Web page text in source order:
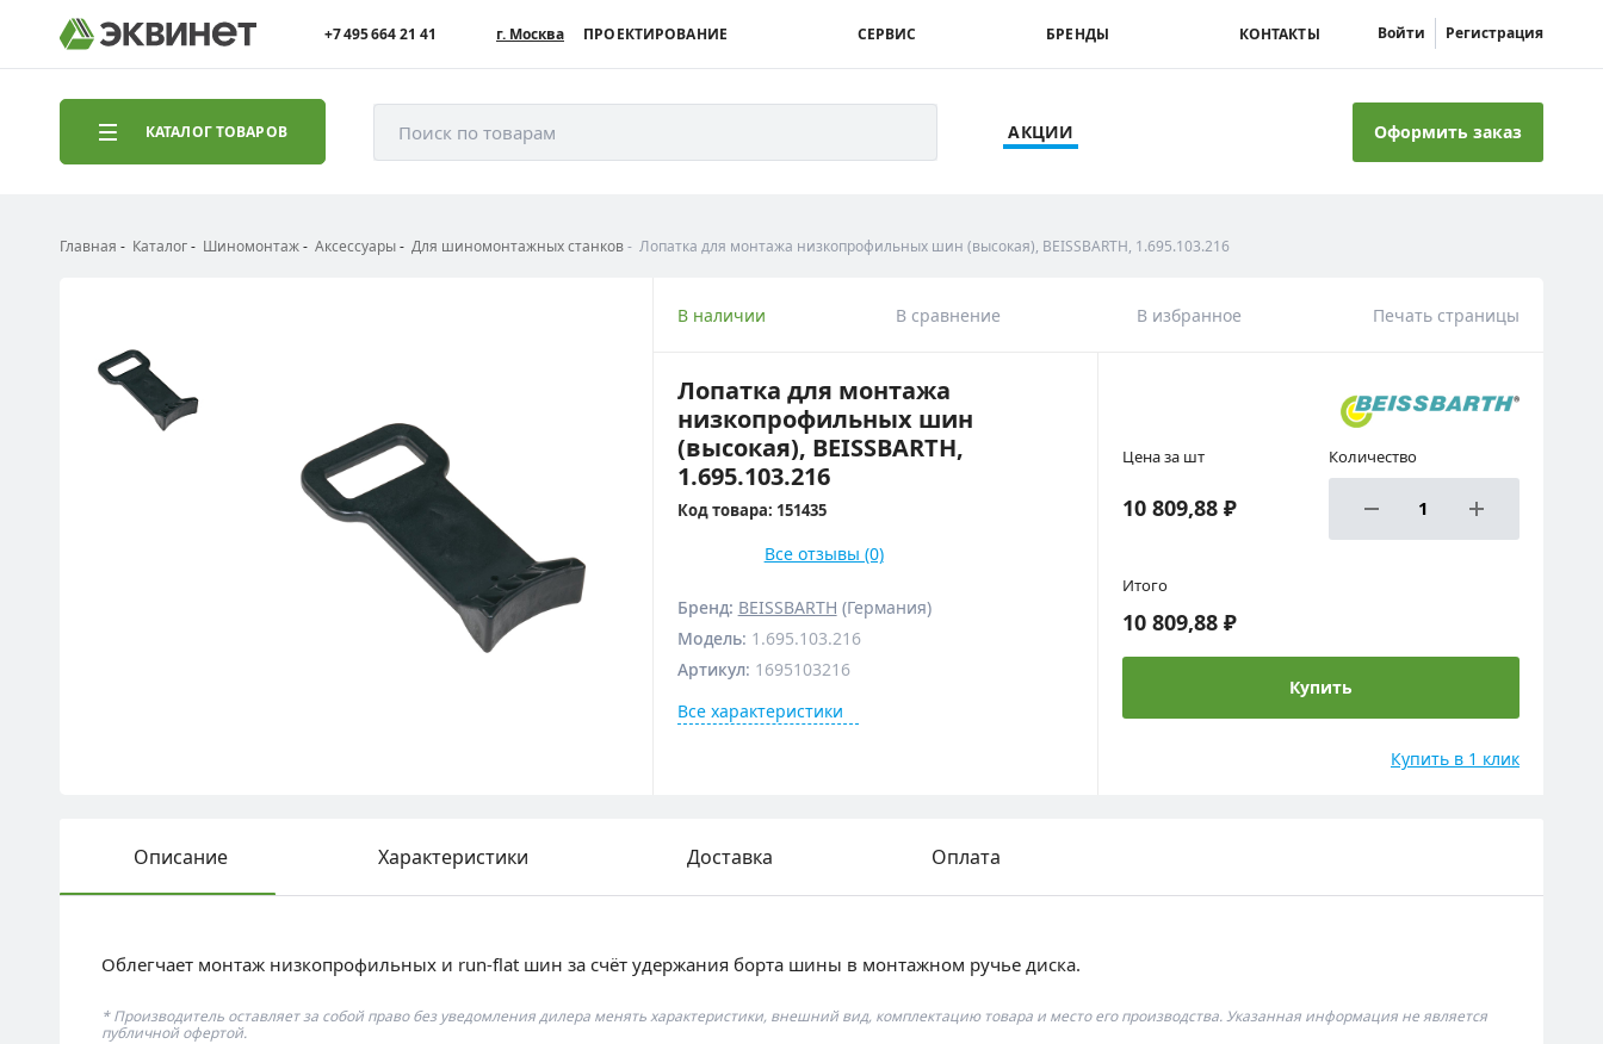
+7 495 664 21 41 г. Москва ПРОЕКТИРОВАНИЕ СЕРВИС БРЕНДЫ КОНТАКТЫ Войти Регистрация
КАТАЛОГ ТОВАРОВ Поиск по товарам АКЦИИ Оформить заказ
Главная Каталог Шиномонтаж Аксессуары Для шиномонтажных станков Лопатка для монтажа низкопрофильных шин (высокая), BEISSBARTH, 1.695.103.216
В наличии В сравнение В избранное Печать страницы
Лопатка для монтажа
низкопрофильных шин
(высокая), BEISSBARTH,
1.695.103.216
Код товара: 151435
Все отзывы (0)
Бренд: BEISSBARTH (Германия)
Модель: 1.695.103.216
Артикул: 1695103216
Все характеристики
Цена за шт
10 809,88 ₽
Количество
Итого
10 809,88 ₽
Купить
Купить в 1 клик
Описание Характеристики Доставка Оплата
Облегчает монтаж низкопрофильных и run-flat шин за счёт удержания борта шины в монтажном ручье диска.
* Производитель оставляет за собой право без уведомления дилера менять характеристики, внешний вид, комплектацию товара и место его производства. Указанная информация не является
публичной офертой.